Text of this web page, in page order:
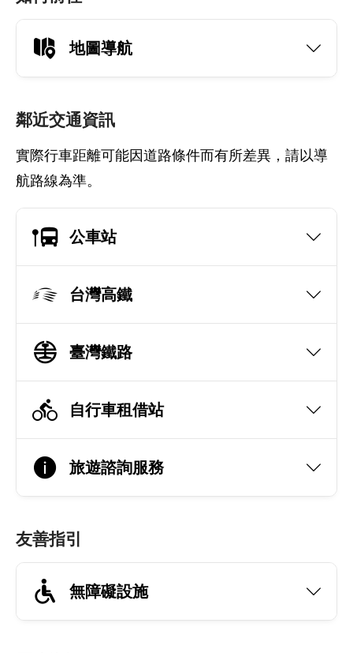
地圖導航
鄰近交通資訊
實際行車距離可能因道路條件而有所差異，請以導
航路線為準。
公車站
台灣高鐵
臺灣鐵路
自行車租借站
旅遊諮詢服務
友善指引
無障礙設施